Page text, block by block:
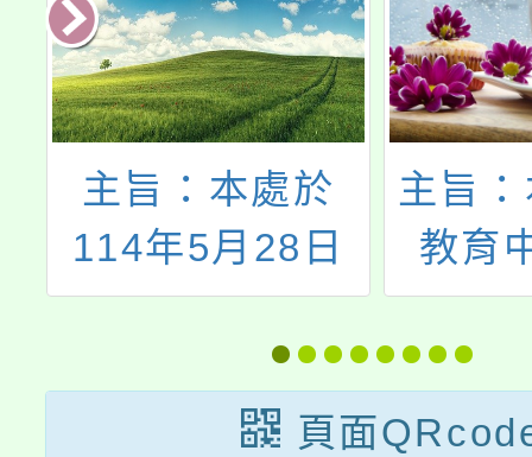
主旨：本處於
114年5月28日
至7月21日舉辦
「雲端煉金術
師」網頁互動遊
主旨
教育
「《
筆書法
四
頁面